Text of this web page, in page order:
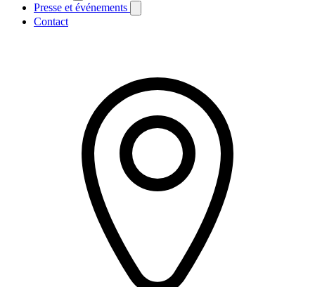
Presse et événements
Contact